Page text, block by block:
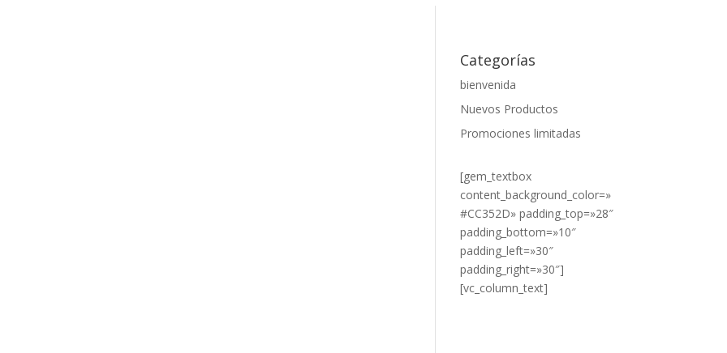
Categorías
bienvenida
Nuevos Productos
Promociones limitadas
[gem_textbox
content_background_color=»
#CC352D» padding_top=»28″
padding_bottom=»10″
padding_left=»30″
padding_right=»30″]
[vc_column_text]